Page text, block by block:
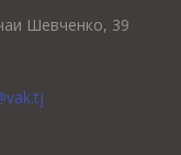
Шевченко, 39